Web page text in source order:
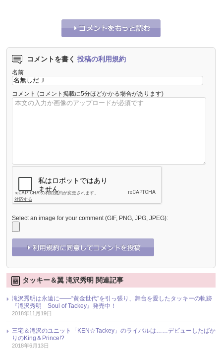
コメントを書く 投稿の利用規約
名前
コメント (コメント掲載に5分ほどかかる場合があります)
Select an image for your comment (GIF, PNG, JPG, JPEG):
タッキー＆翼 滝沢秀明 関連記事
滝沢秀明は永遠に――“黄金世代”を引っ張り、舞台を愛したタッキーの軌跡
『滝沢秀明 Soul of Tackey』発売中！
2018年11月19日
三宅＆滝沢のユニット「KEN☆Tackey」のライバルは……デビューしたばか
りのKing＆Prince!?
2018年6月13日